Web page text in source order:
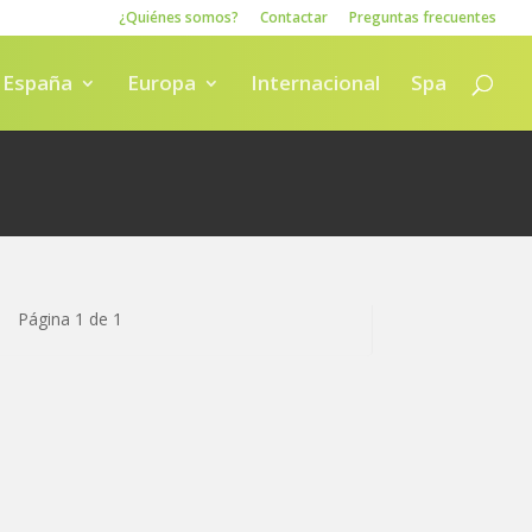
¿Quiénes somos? Contactar Preguntas frecuentes
España Europa Internacional Spa
Página 1 de 1